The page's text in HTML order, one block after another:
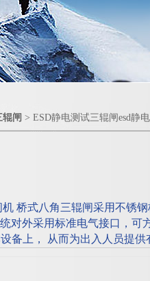
辊闸 > ESD静电测试三辊闸esd静
桥式八角三辊闸采用不锈
对外采用标准电气接口，可
备上， 从而为出入人员提供